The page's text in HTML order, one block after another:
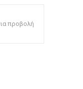
προβολή